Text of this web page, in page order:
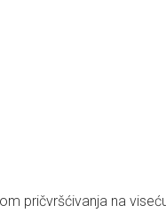
pričvršćivanja na